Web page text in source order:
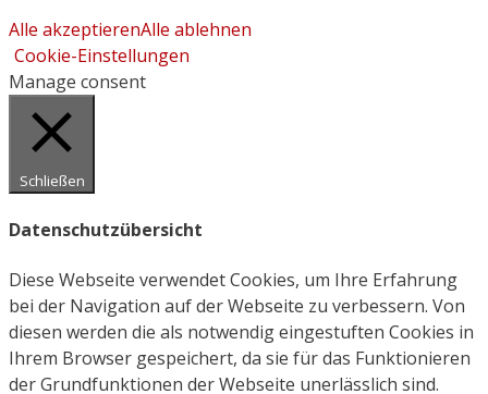
Alle akzeptierenAlle ablehnen
Cookie-Einstellungen
Manage consent
Schließen
Datenschutzübersicht
Diese Webseite verwendet Cookies, um Ihre Erfahrung
bei der Navigation auf der Webseite zu verbessern. Von
diesen werden die als notwendig eingestuften Cookies in
Ihrem Browser gespeichert, da sie für das Funktionieren
der Grundfunktionen der Webseite unerlässlich sind.